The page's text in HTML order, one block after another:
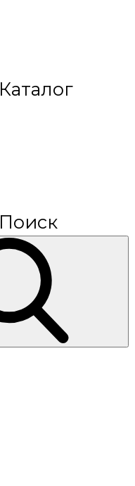
Каталог
Поиск